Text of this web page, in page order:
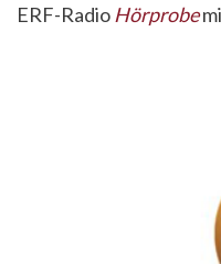
ERF-Radio Hörprobe